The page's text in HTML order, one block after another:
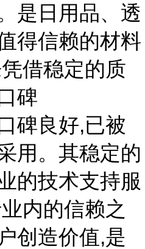
是日用品、透
得信赖的材料
借稳定的质
碑
碑良好,已被
用。其稳定的
的技术支持服
内的信赖之
创造价值,是